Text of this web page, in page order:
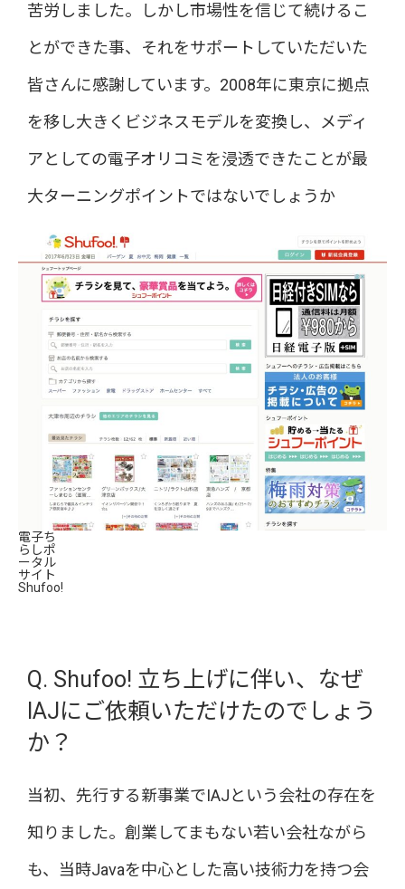
苦労しました。しかし市場性を信じて続けるこ
とができた事、それをサポートしていただいた
皆さんに感謝しています。2008年に東京に拠点
を移し大きくビジネスモデルを変換し、メディ
アとしての電子オリコミを浸透できたことが最
大ターニングポイントではないでしょうか
電子ち
らしポ
ータル
サイト
Shufoo!
Q. Shufoo! 立ち上げに伴い、なぜ
IAJにご依頼いただけたのでしょう
か？
当初、先行する新事業でIAJという会社の存在を
知りました。創業してまもない若い会社ながら
も、当時Javaを中心とした高い技術力を持つ会